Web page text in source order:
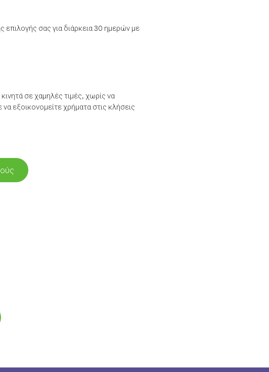
σας για διάρκεια 30 ημερών με
σε χαμηλές τιμές, χωρίς να
εξοικονομείτε χρήματα στις κλήσεις